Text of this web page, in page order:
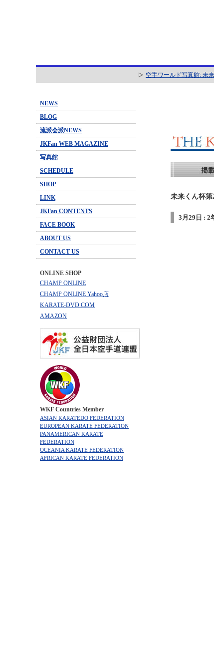
空手ワールド写真館: 未
NEWS
BLOG
流派会派NEWS
JKFan WEB MAGAZINE
写真館
SCHEDULE
SHOP
LINK
JKFan CONTENTS
FACE BOOK
ABOUT US
CONTACT US
ONLINE SHOP
CHAMP ONLINE
CHAMP ONLINE Yahoo店
KARATE-DVD.COM
AMAZON
WKF Countries Member
ASIAN KARATEDO FEDERATION
EUROPEAN KARATE FEDERATION
PANAMERICAN KARATE
FEDERATION
OCEANIA KARATE FEDERATION
AFRICAN KARATE FEDERATION
未来くん杯
3月29日 : 2